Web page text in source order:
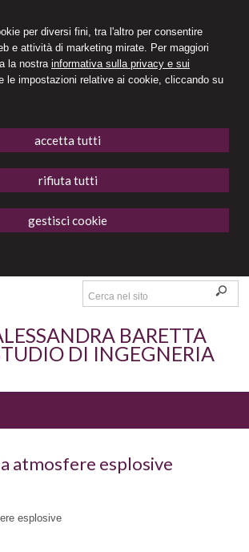
per diversi fini, tra l'altro per consentire
e attività di marketing mirate. Per maggiori
la nostrainformativa sulla privacy e sui
le impostazioni relative ai cookie, cliccando su
accetta tutti
rifiuta tutti
gestisci cookie
BARETTA
DI INGEGNERIA
atmosfere esplosive
esplosive